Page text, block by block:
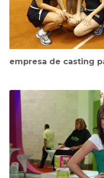
empresa de casting